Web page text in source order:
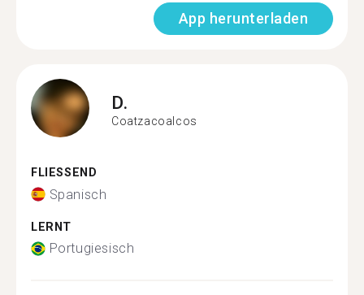
App herunterladen
D.
Coatzacoalcos
FLIESSEND
Spanisch
LERNT
Portugiesisch